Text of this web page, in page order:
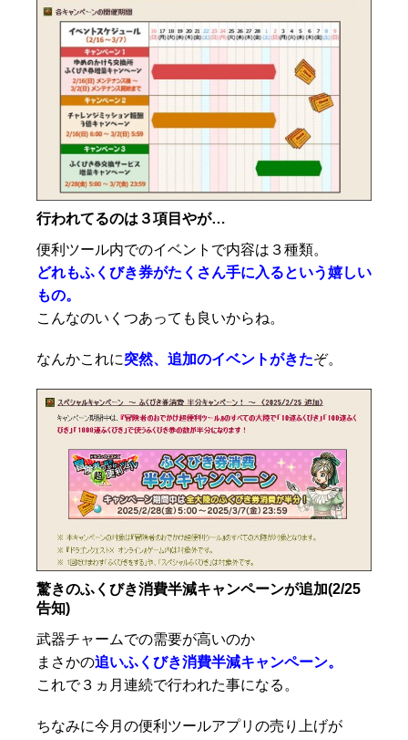
行われてるのは３項目やが…
便利ツール内でのイベントで内容は３種類。
どれもふくびき券がたくさん手に入るという嬉しい
もの。
こんなのいくつあっても良いからね。
なんかこれに突然、追加のイベントがきたぞ。
驚きのふくびき消費半減キャンペーンが追加(2/25
告知)
武器チャームでの需要が高いのか
まさかの追いふくびき消費半減キャンペーン。
これで３ヵ月連続で行われた事になる。
ちなみに今月の便利ツールアプリの売り上げが